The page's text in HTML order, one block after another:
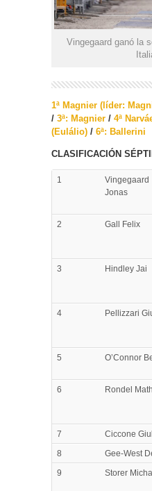
Vingegaard ganó la
1ª Magnier (líder:
/ 3ª: Magnier / 4ª
(Eulálio) / 6ª: Ballerini
CLASIFICACIÓN
1
Vingegaard
Jonas
2 Gall Felix
3 Hindley Jai
4 Pellizzari
5 O’Connor
6 Rondel
7 Ciccone
8
Gee-West
9
Storer